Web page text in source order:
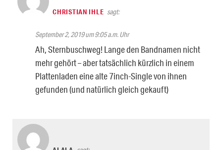
CHRISTIAN IHLE sagt:
September 2, 2019 um 9:05 a.m. Uhr
Ah, Sternbuschweg! Lange den Bandnamen nicht
mehr gehört – aber tatsächlich kürzlich in einem
Plattenladen eine alte 7inch-Single von ihnen
gefunden (und natürlich gleich gekauft)